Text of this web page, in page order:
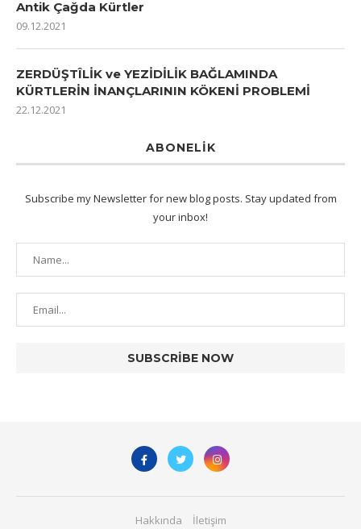
Antik Çağda Kürtler
09.12.2021
ZERDÜŞTÎLİK ve YEZİDİLİK BAĞLAMINDA
KÜRTLERİN İNANÇLARININ KÖKENİ PROBLEMİ
22.12.2021
ABONELIK
Subscribe my Newsletter for new blog posts. Stay updated from
your inbox!
Hakkında İletişim